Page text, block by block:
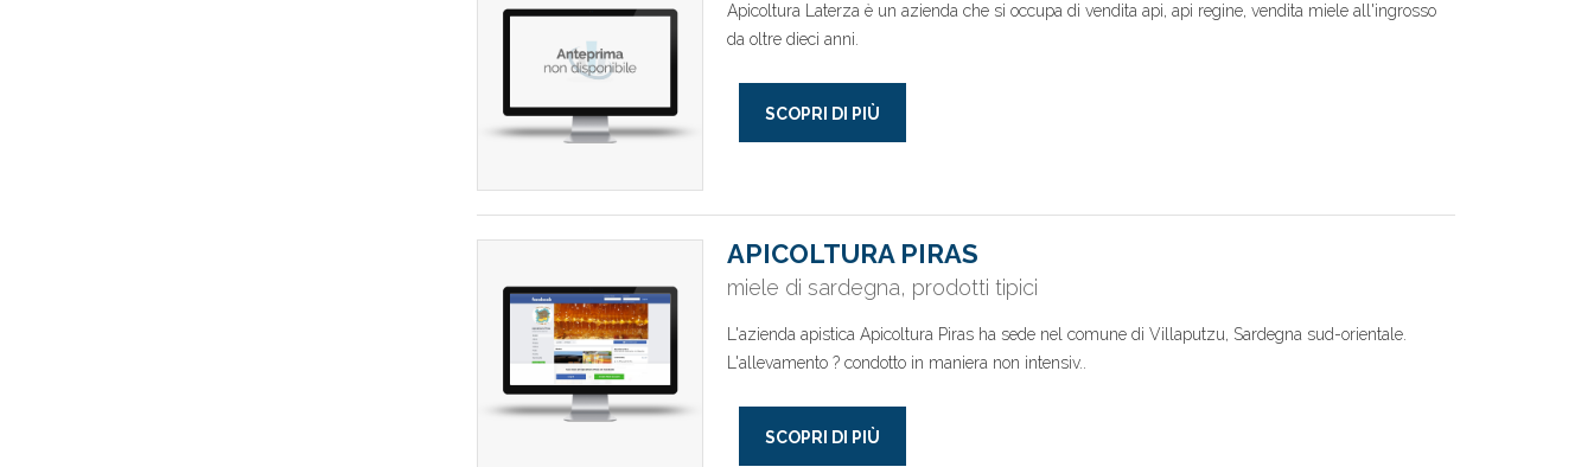
Apicoltura Laterza è un azienda che si occupa di vendita api, api regine, vendita miele all'ingrosso
da oltre dieci anni.
SCOPRI DI PIÙ
APICOLTURA PIRAS
miele di sardegna, prodotti tipici
L'azienda apistica Apicoltura Piras ha sede nel comune di Villaputzu, Sardegna sud-orientale.
L'allevamento ? condotto in maniera non intensiv..
SCOPRI DI PIÙ